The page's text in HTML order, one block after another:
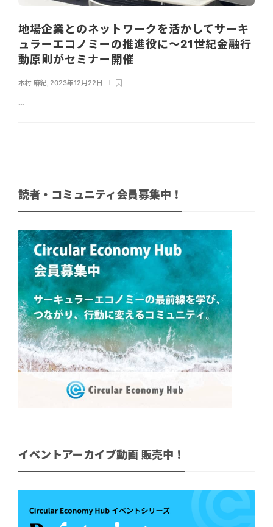
地場企業とのネットワークを活かしてサーキ
ュラーエコノミーの推進役に～21世紀金融行
動原則がセミナー開催
木村 麻紀, 2023年12月22日
...
読者・コミュニティ会員募集中！
イベントアーカイブ動画 販売中！